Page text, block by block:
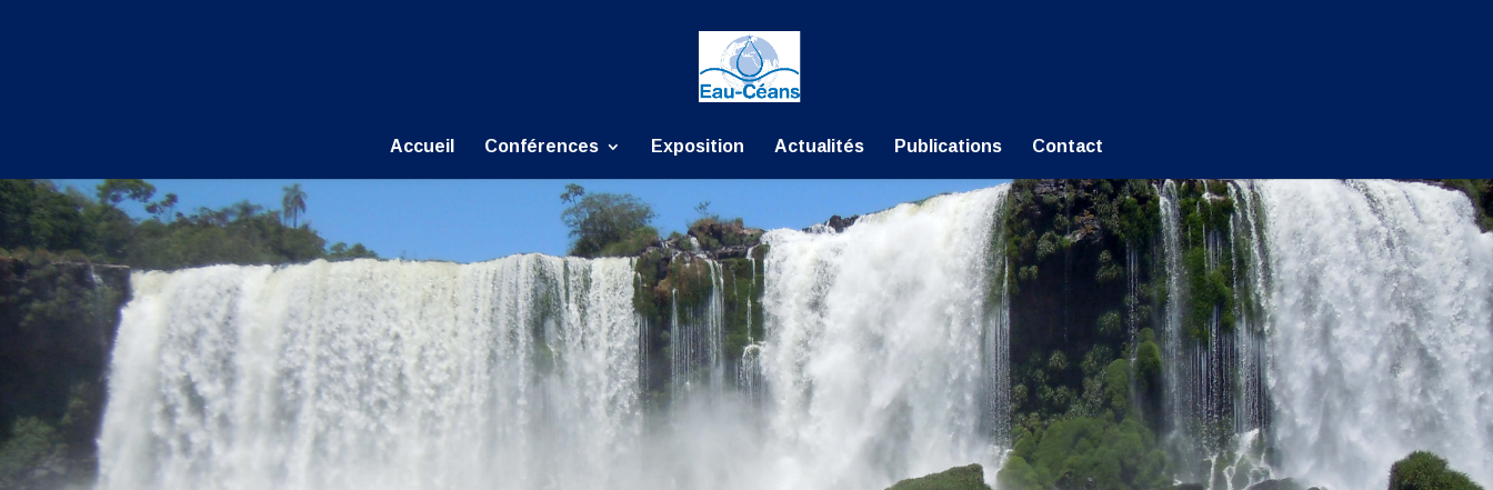
Accueil Conférences Exposition Actualités Publications Contact